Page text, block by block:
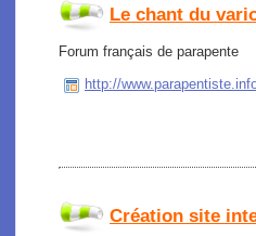
Le chant du
Forum français de parapente
http://
Création site